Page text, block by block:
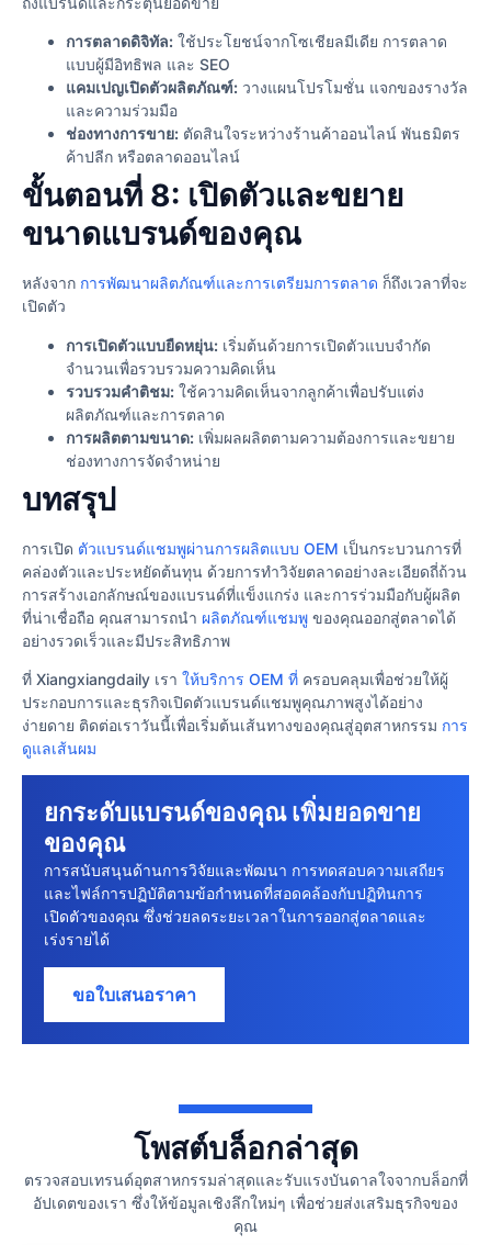
การตลาดดิจิทัล: ใช้ประโยชน์จากโซเชียลมีเดีย การตลาด
แบบผู้มีอิทธิพล และ SEO
แคมเปญเปิดตัวผลิตภัณฑ์: วางแผนโปรโมชั่น แจกของรางวัล
และความร่วมมือ
ช่องทางการขาย: ตัดสินใจระหว่างร้านค้าออนไลน์ พันธมิตร
ค้าปลีก หรือตลาดออนไลน์
ขั้นตอนที่ 8: เปิดตัวและขยาย
ขนาดแบรนด์ของคุณ
หลังจาก การพัฒนาผลิตภัณฑ์และการเตรียมการตลาด ก็ถึงเวลาที่จะ
เปิดตัว
การเปิดตัวแบบยืดหยุ่น: เริ่มต้นด้วยการเปิดตัวแบบจำกัด
จำนวนเพื่อรวบรวมความคิดเห็น
รวบรวมคำติชม: ใช้ความคิดเห็นจากลูกค้าเพื่อปรับแต่ง
ผลิตภัณฑ์และการตลาด
การผลิตตามขนาด: เพิ่มผลผลิตตามความต้องการและขยาย
ช่องทางการจัดจำหน่าย
บทสรุป
การเปิด ตัวแบรนด์แชมพูผ่านการผลิตแบบ OEM เป็นกระบวนการที่
คล่องตัวและประหยัดต้นทุน ด้วยการทำวิจัยตลาดอย่างละเอียดถี่ถ้วน
การสร้างเอกลักษณ์ของแบรนด์ที่แข็งแกร่ง และการร่วมมือกับผู้ผลิต
ที่น่าเชื่อถือ คุณสามารถนำ ผลิตภัณฑ์แชมพู ของคุณออกสู่ตลาดได้
อย่างรวดเร็วและมีประสิทธิภาพ
ที่ Xiangxiangdaily เรา ให้บริการ OEM ที่ ครอบคลุมเพื่อช่วยให้ผู้
ประกอบการและธุรกิจเปิดตัวแบรนด์แชมพูคุณภาพสูงได้อย่าง
ง่ายดาย ติดต่อเราวันนี้เพื่อเริ่มต้นเส้นทางของคุณสู่อุตสาหกรรม การ
ดูแลเส้นผม
ยกระดับแบรนด์ของคุณ เพิ่มยอดขาย
ของคุณ
การสนับสนุนด้านการวิจัยและพัฒนา การทดสอบความเสถียร
และไฟล์การปฏิบัติตามข้อกําหนดที่สอดคล้องกับปฏิทินการ
เปิดตัวของคุณ ซึ่งช่วยลดระยะเวลาในการออกสู่ตลาดและ
เร่งรายได้
ขอใบเสนอราคา
โพสต์บล็อกล่าสุด
ตรวจสอบเทรนด์อุตสาหกรรมล่าสุดและรับแรงบันดาลใจจากบล็อกที่
อัปเดตของเรา ซึ่งให้ข้อมูลเชิงลึกใหม่ๆ เพื่อช่วยส่งเสริมธุรกิจของ
คุณ